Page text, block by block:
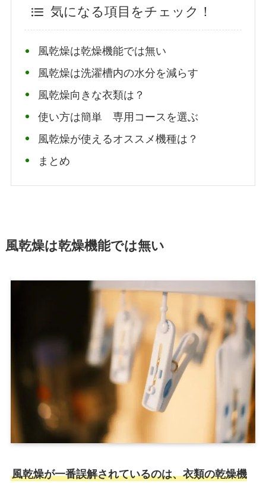
気になる項目をチェック！
風乾燥は乾燥機能では無い
風乾燥は洗濯槽内の水分を減らす
風乾燥向きな衣類は？
使い方は簡単 専用コースを選ぶ
風乾燥が使えるオススメ機種は？
まとめ
風乾燥は乾燥機能では無い
風乾燥が一番誤解されているのは、衣類の乾燥機